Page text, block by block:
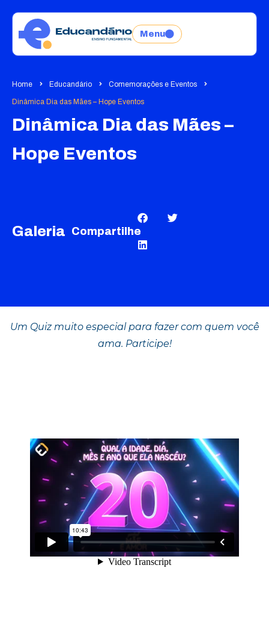
Menu
Home Educandário Comemorações e Eventos
Dinâmica Dia das Mães – Hope Eventos
Dinâmica Dia das Mães –
Hope Eventos
Galeria Compartilhe
Um Quiz muito especial para fazer com quem você
ama. Participe!